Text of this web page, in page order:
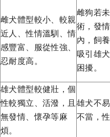
雌犬體型較小、較親
近人、性情溫馴、情
感豐富、服從性強、
忍耐度高。
雌狗若
術，發
內，飼
吸引雄
困擾。
雄犬體型較健壯，個
性較獨立、活潑，且
無發情、懷孕等麻
煩。
雄犬不
不當，